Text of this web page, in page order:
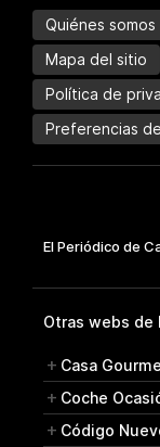
Quiénes somos
Mapa del sitio
Política de
Preferencias
Otras webs de
Casa
Coche
Código